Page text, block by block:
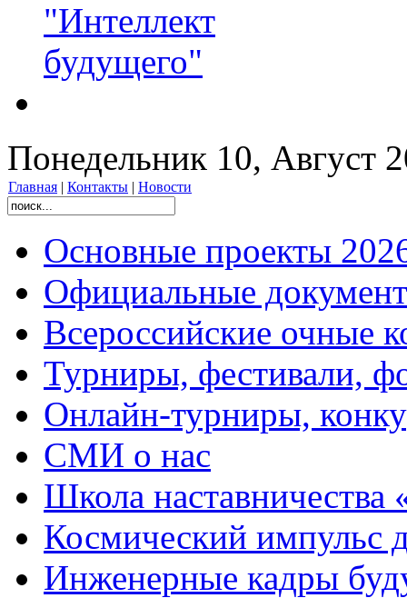
"Интеллект
будущего"
Понедельник 10, Август
Главная | Контакты | Новости
Основные проекты
Официальные
Всероссийские очные
Турниры, фестивали,
Онлайн-турниры,
СМИ о нас
Школа
Космический импульс
Инженерные кадры